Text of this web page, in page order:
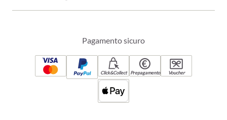
Pagamento sicuro
Click&Collect Prepagamento Voucher